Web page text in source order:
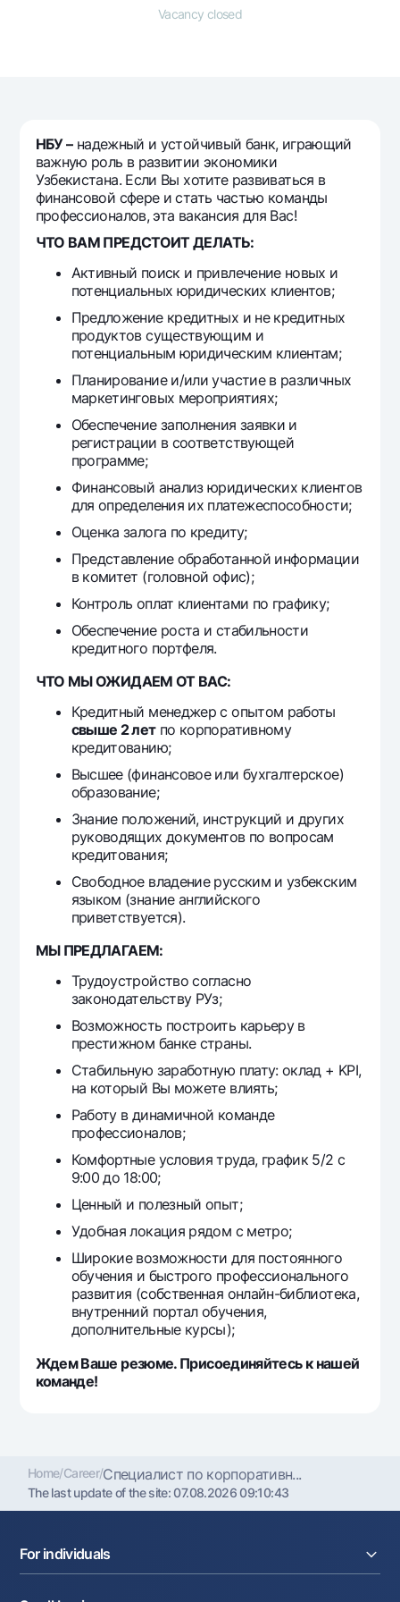
Everything is possible
Silver deposit
Salary
Garmin pay
Mobile application Milliy
FAQ
Ищите по сайту
Search
Helpful links
Press Center
Offices and ATMs
Consent for processing personal data
Follow us on social networks
Contact center
Vacancy closed
НБУ –надежный и устойчивый банк, играющий
важную роль в развитии экономики
Узбекистана. Если Вы хотите развиваться в
финансовой сфере и стать частью команды
профессионалов, эта вакансия для Вас!
ЧТО ВАМ ПРЕДСТОИТ ДЕЛАТЬ:
Активный поиск и привлечение новых и
потенциальных юридических клиентов;
Предложение кредитных и не кредитных
продуктов существующим и
потенциальным юридическим клиентам;
Планирование и/или участие в различных
маркетинговых мероприятиях;
Обеспечение заполнения заявки и
регистрации в соответствующей
программе;
Финансовый анализ юридических клиентов
для определения их платежеспособности;
Оценка залога по кредиту;
Представление обработанной информации
в комитет (головной офис);
Контроль оплат клиентами по графику;
Обеспечение роста и стабильности
кредитного портфеля.
ЧТО МЫ ОЖИДАЕМ ОТ ВАС:
Кредитный менеджер с опытом работы
свыше 2 летпо корпоративному
кредитованию;
Высшее (финансовое или бухгалтерское)
образование;
Знание положений, инструкций и других
руководящих документов по вопросам
кредитования;
Свободное владение русским и узбекским
языком (знание английского
приветствуется).
МЫ ПРЕДЛАГАЕМ:
Трудоустройство согласно
законодательству РУз;
Возможность построить карьеру в
престижном банке страны.
Стабильную заработную плату: оклад + KPI,
на который Вы можете влиять;
Работу в динамичной команде
профессионалов;
Комфортные условия труда, график 5/2 с
9:00 до 18:00;
Ценный и полезный опыт;
Удобная локация рядом с метро;
Широкие возможности для постоянного
обучения и быстрого профессионального
развития (собственная онлайн-библиотека,
внутренний портал обучения,
дополнительные курсы);
Ждем Ваше резюме. Присоединяйтесь к нашей
команде!
Home/Career/Специалист по корпоративн...
The last update of the site:07.08.2026 09:10:43
For individuals